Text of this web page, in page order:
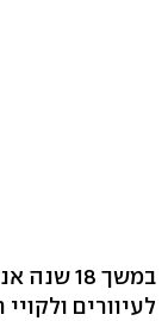
במשך 18
לעיוורים